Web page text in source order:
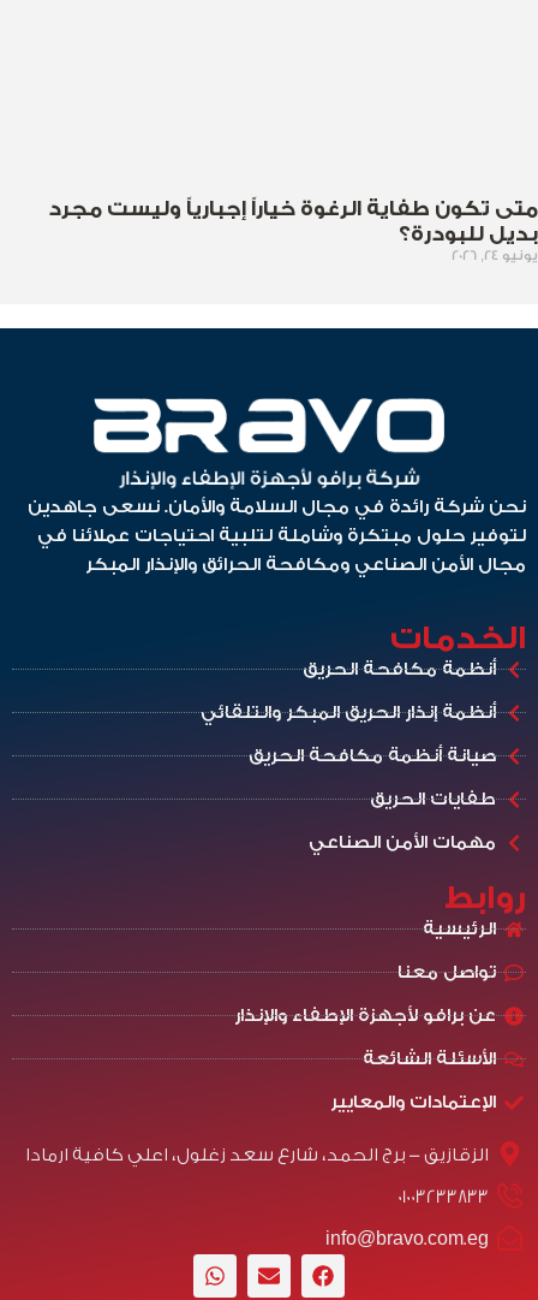
متى تكون طفاية الرغوة خياراً إجبارياً وليست مجرد
بديل للبودرة؟
يونيو 24, 2026
نحن شركة رائدة في مجال السلامة والأمان. نسعى جاهدين
لتوفير حلول مبتكرة وشاملة لتلبية احتياجات عملائنا في
مجال الأمن الصناعي ومكافحة الحرائق والإنذار المبكر
الخدمات
أنظمة مكافحة الحريق
أنظمة إنذار الحريق المبكر والتلقائي
صيانة أنظمة مكافحة الحريق
طفايات الحريق
مهمات الأمن الصناعي
روابط
الرئيسية
تواصل معنا
عن برافو لأجهزة الإطفاء والإنذار
الأسئلة الشائعة
الإعتمادات والمعايير
الزقازيق - برج الحمد، شارع سعد زغلول، اعلي كافية ارمادا
01003233833
info@bravo.com.eg